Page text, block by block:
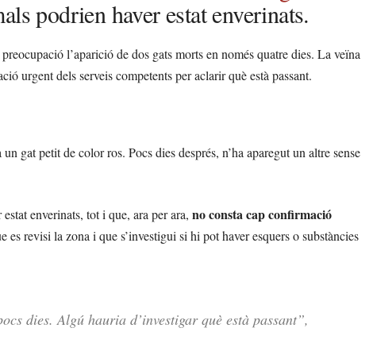
podrien haver estat enverinats.
l’aparició de dos gats morts en només quatre dies. La veïna
urgent dels serveis competents per aclarir què està passant.
gat petit de color ros. Pocs dies després, n’ha aparegut un altre sense
enverinats, tot i que, ara per ara, no consta cap confirmació
es revisi la zona i que s’investigui si hi pot haver esquers o substàncies
dies. Algú hauria d’investigar què està passant”,